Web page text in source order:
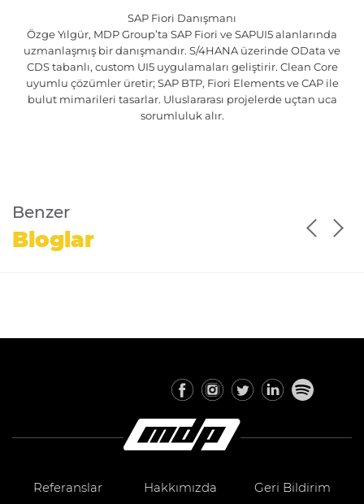
SAP Fiori Danışmanı
Özge Yılgür, MDP Group’ta SAP Fiori ve SAPUI5 alanlarında
uzmanlaşmış bir danışmandır. S/4HANA üzerinde OData ve
CDS tabanlı, custom UI5 uygulamaları geliştirir. Clean Core
uyumlu çözümler üretir; SAP BTP, Fiori Elements ve CAP ile
bulut mimarileri tasarlar. Uluslararası projelerde uçtan uca
sorumluluk alır.
Benzer
Bloglar
Referanslar Hakkımızda
Geri Bildirim